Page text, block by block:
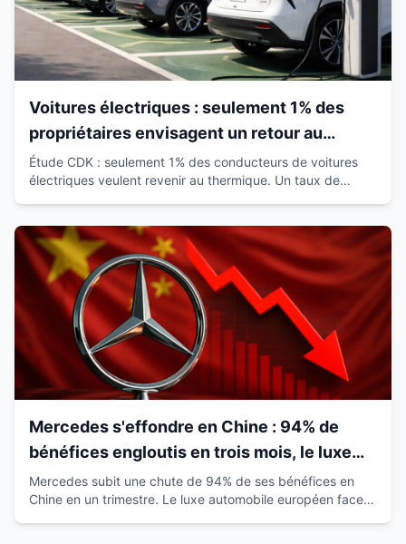
Voitures électriques : seulement 1% des
propriétaires envisagent un retour au
thermique
Étude CDK : seulement 1% des conducteurs de voitures
électriques veulent revenir au thermique. Un taux de
Mercedes s'effondre en Chine : 94% de
bénéfices engloutis en trois mois, le luxe
européen vacille
Mercedes subit une chute de 94% de ses bénéfices en
Chine en un trimestre. Le luxe automobile européen face à